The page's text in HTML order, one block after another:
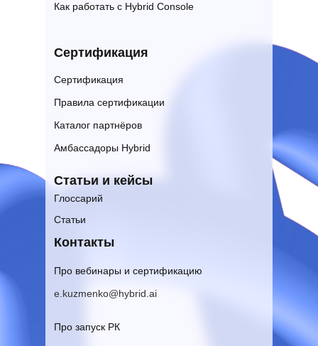
Амбассадоры Hybrid
Правила сертификации
Каталог партнёров
Сертификация
Глоссарий
Статьи
Статьи и кейсы
Сертификация
Как работать с Hybrid Console
Про запуск РК
e.kuzmenko@hybrid.ai
Про вебинары и сертификацию
Контакты